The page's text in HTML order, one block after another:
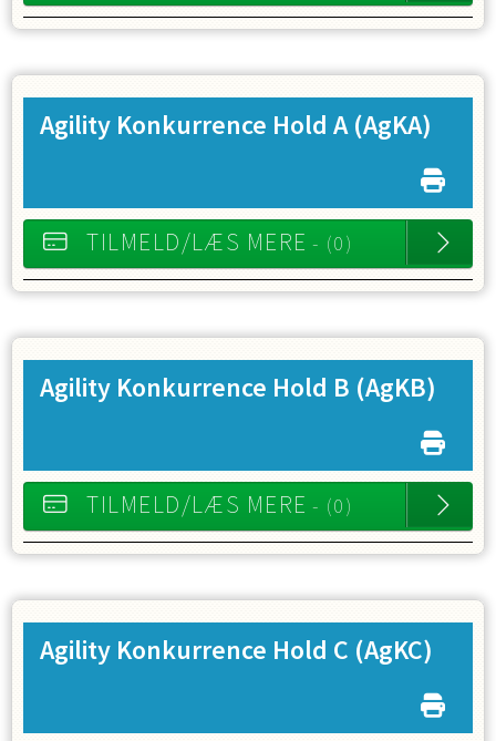
Agility Konkurrence Hold A (AgKA)
TILMELD/LÆS MERE - (0)
Agility Konkurrence Hold B (AgKB)
TILMELD/LÆS MERE - (0)
Agility Konkurrence Hold C (AgKC)